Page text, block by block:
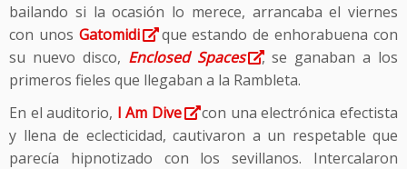
bailando si la ocasión lo merece, arrancaba el viernes
con unos Gatomidi
que estando de enhorabuena con
su nuevo disco, Enclosed Spaces
, se ganaban a los
primeros fieles que llegaban a la Rambleta.
En el auditorio, I Am Dive
con una electrónica efectista
y llena de eclecticidad, cautivaron a un respetable que
parecía hipnotizado con los sevillanos. Intercalaron